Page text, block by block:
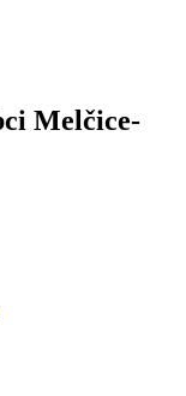
Melčice-